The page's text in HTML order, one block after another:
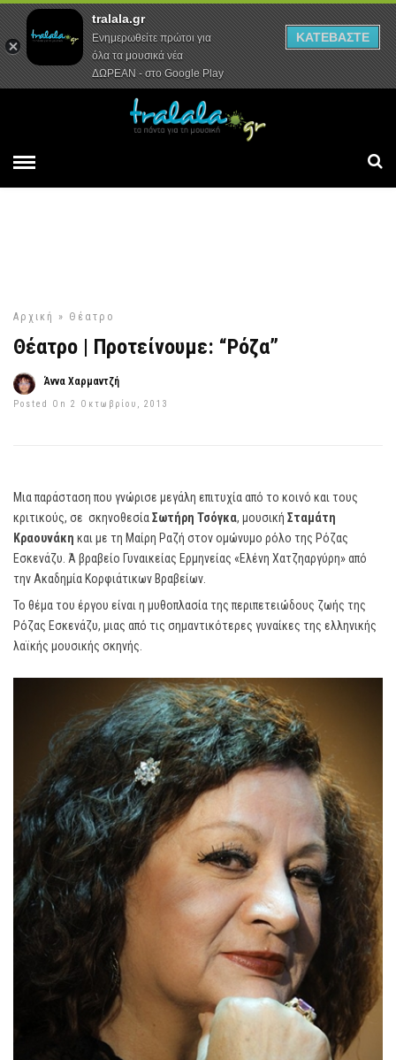
Αρχική Συνεντεύξεις Ρεπορτάζ
Αρχική » Θέατρο
Θέατρο | Προτείνουμε: “Ρόζα”
Άννα Χαρμαντζή
Posted On 2 Οκτωβρίου, 2013
Μια παράσταση που γνώρισε μεγάλη επιτυχία από το κοινό και τους
κριτικούς, σε σκηνοθεσίαΣωτήρη Τσόγκα, μουσική Σταμάτη
Κραουνάκη και με τη Μαίρη Ραζή στον ομώνυμο ρόλο της Ρόζας
Εσκενάζυ. Ά βραβείο Γυναικείας Ερμηνείας «Ελένη Χατζηαργύρη» από
την Ακαδημία Κορφιάτικων Βραβείων.
Το θέμα του έργου είναι η μυθοπλασία της περιπετειώδους ζωής της
Ρόζας Εσκενάζυ, μιας από τις σημαντικότερες γυναίκες της ελληνικής
λαϊκής μουσικής σκηνής.
tralala.gr
Ενημερωθείτε πρώτοι για
όλα τα μουσικά νέα
ΔΩΡΕΑΝ - στο Google Play
ΚΑΤΕΒΑΣΤΕ